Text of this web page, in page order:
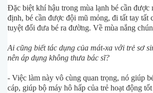
Đặc biệt khí hậu trong mùa lạnh bé cần được
định, bé cần được đội mũ mỏng, đi tất tay tất
tuyệt đối đưa bé ra đường. Về mùa nắng
Ai cũng biết tác dụng của mát-xa với trẻ sơ
nên áp dụng không thưa bác sĩ?
- Việc làm này vô cùng quan trọng, nó giúp
cáp, giúp bộ máy hô hấp của trẻ hoạt động